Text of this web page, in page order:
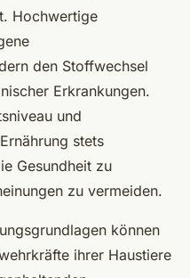
Hochwertige
den Stoffwechsel
Erkrankungen.
und
stets
Gesundheit zu
zu vermeiden.
können
ihrer Haustiere